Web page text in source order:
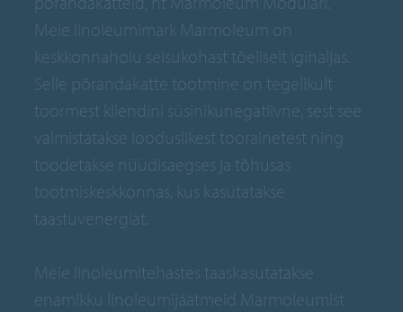
Meie linoleumimark Marmoleum on
keskkonnahoiu seisukohast tõeliselt igihaljas.
Selle põrandakatte tootmine on tegelikult
toormest kliendini süsinikunegatiivne, sest see
valmistatakse looduslikest toorainetest ning
toodetakse nüüdisaegses ja tõhusas
tootmiskeskkonnas, kus kasutatakse
taastuvenergiat.
Meie linoleumitehastes taaskasutatakse
enamikku linoleumijäätmeid Marmoleumist